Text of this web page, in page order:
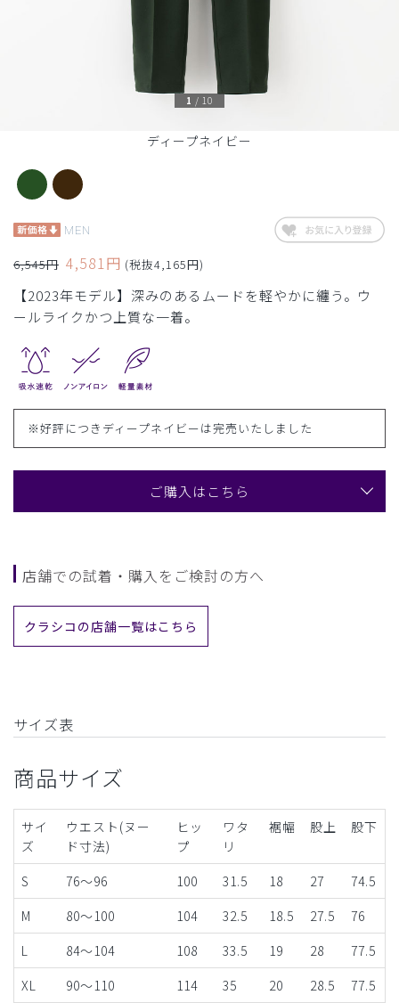
ディープネイビー
1 / 10
MEN
6,545円 4,581円 (税抜4,165円)
【2023年モデル】深みのあるムードを軽やかに纏う。ウ
ールライクかつ上質な一着。
※好評につきディープネイビーは完売いたしました
ご購入はこちら
店舗での試着・購入をご検討の方へ
クラシコの店舗一覧はこちら
サイズ表
商品サイズ
サイ
ズ
ウエスト(ヌー
ド寸法)
ヒッ
プ
ワタ
リ
裾幅 股上 股下
S 76～96 100 31.5 18 27
74.5
M
80～100 104 32.5 18.5 27.5
76
L
84～104 108 33.5 19 28
77.5
XL
90～110 114 35 20 28.5
77.5